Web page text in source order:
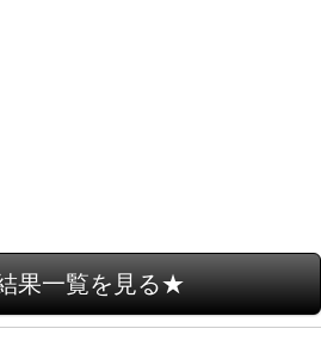
果一覧を見る★